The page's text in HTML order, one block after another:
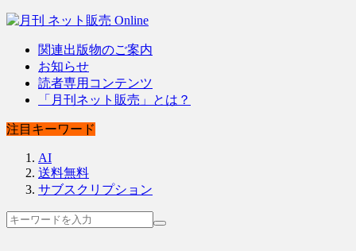
関連出版物のご案内
お知らせ
読者専用コンテンツ
「月刊ネット販売」とは？
注目キーワード
AI
送料無料
サブスクリプション